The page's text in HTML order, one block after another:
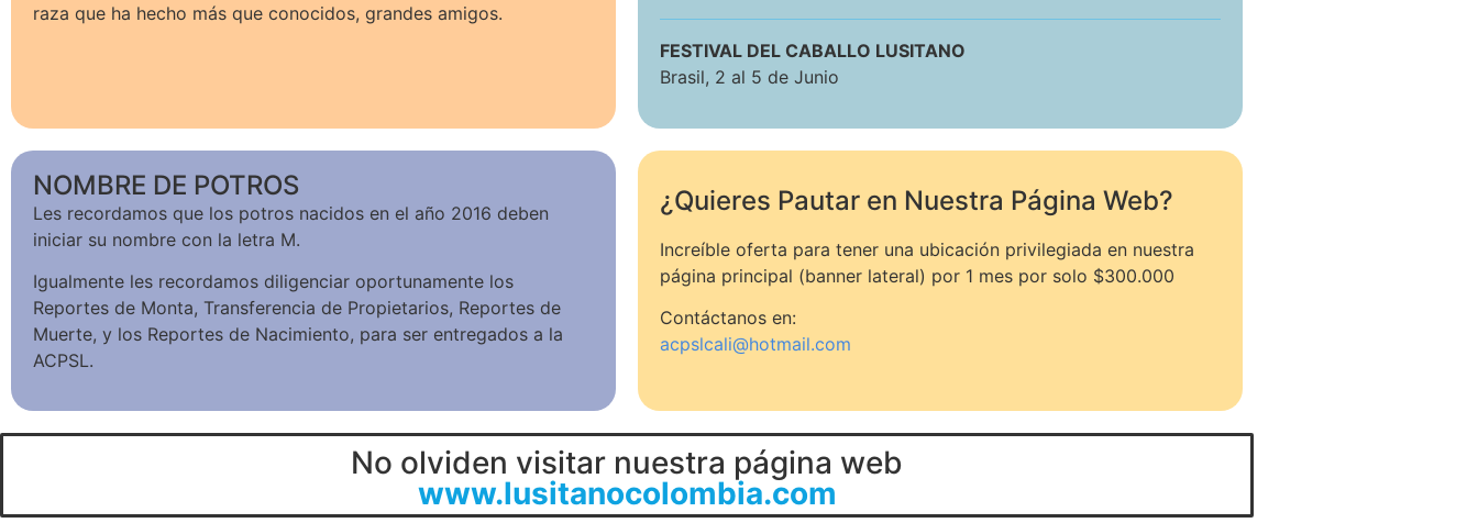
raza que ha hecho más que conocidos, grandes amigos.
FESTIVAL DEL CABALLO LUSITANO
Brasil, 2 al 5 de Junio
NOMBRE DE POTROS
Les recordamos que los potros nacidos en el año 2016 deben
iniciar su nombre con la letra M.
Igualmente les recordamos diligenciar oportunamente los
Reportes de Monta, Transferencia de Propietarios, Reportes de
Muerte, y los Reportes de Nacimiento, para ser entregados a la
ACPSL.
¿Quieres Pautar en Nuestra Página Web?
Increíble oferta para tener una ubicación privilegiada en nuestra
página principal (banner lateral) por 1 mes por solo $300.000
Contáctanos en:
acpslcali@hotmail.com
No olviden visitar nuestra página web
www.lusitanocolombia.com